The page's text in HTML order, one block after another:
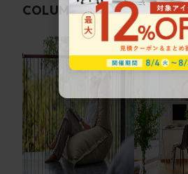
COLUMN関連コラム